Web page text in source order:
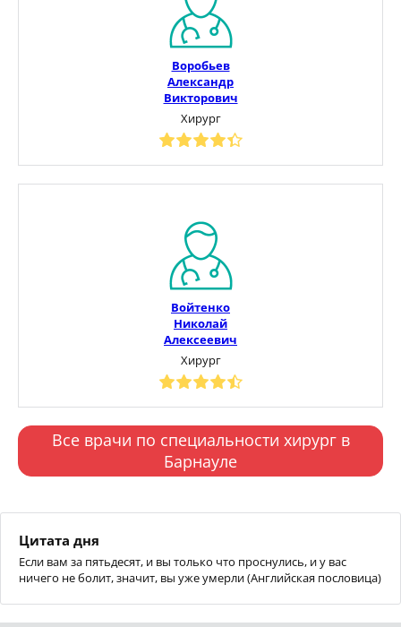
Воробьев
Александр
Викторович
Хирург
Войтенко
Николай
Алексеевич
Хирург
Все врачи по специальности хирург в
Барнауле
Цитата дня
Если вам за пятьдесят, и вы только что проснулись, и у вас
ничего не болит, значит, вы уже умерли (Английская пословица)